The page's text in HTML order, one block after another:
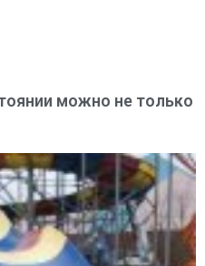
можно не только